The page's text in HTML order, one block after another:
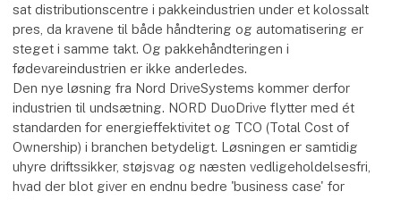
sat distributionscentre i pakkeindustrien under et kolossalt
pres, da kravene til både håndtering og automatisering er
steget i samme takt. Og pakkehåndteringen i
fødevareindustrien er ikke anderledes.
Den nye løsning fra Nord DriveSystems kommer derfor
industrien til undsætning. NORD DuoDrive flytter med ét
standarden for energieffektivitet og TCO (Total Cost of
Ownership) i branchen betydeligt. Løsningen er samtidig
uhyre driftssikker, støjsvag og næsten vedligeholdelsesfri,
hvad der blot giver en endnu bedre 'business case' for